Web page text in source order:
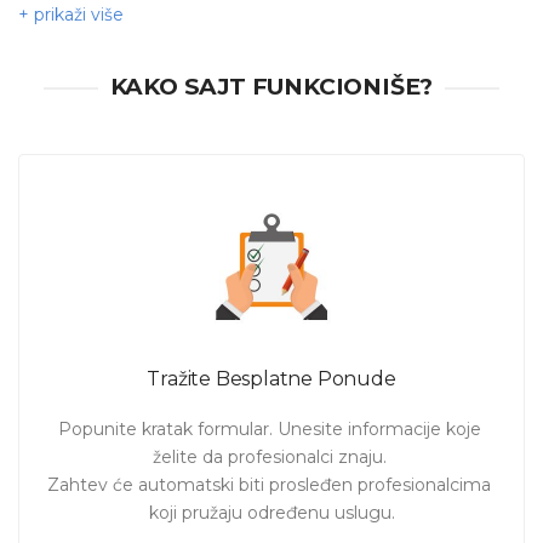
gradiva iz matematike, pripreme za kontrolni, pismeni ili
prijemni ispit, na pravom ste mestu! Utrenu.com je sajt gde
Pošaljite zahtev i pogledajte ponude od profesora
matematike koji su slobodni u terminima koji Vama
odgovaraju, motivisani i spremni da prenesu svoje znanje.
KAKO SAJT FUNKCIONIŠE?
Tražite Besplatne Ponude
Popunite kratak formular. Unesite informacije koje
želite da profesionalci znaju.
Zahtev će automatski biti prosleđen profesionalcima
koji pružaju određenu uslugu.